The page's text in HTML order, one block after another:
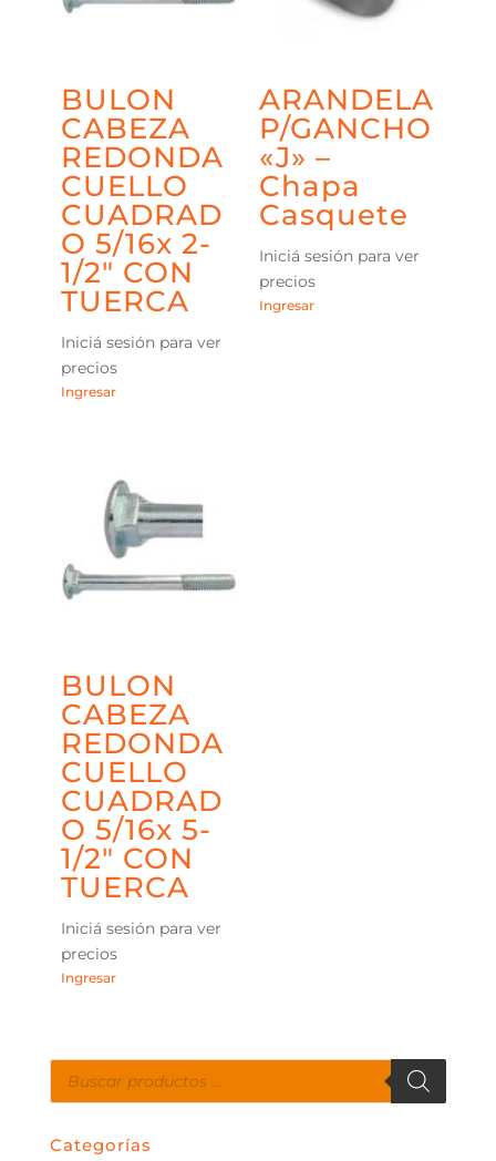
BULON
CABEZA
REDONDA
CUELLO
CUADRAD
O 5/16x 2-
1/2″ CON
TUERCA
Iniciá sesión para ver
precios
Ingresar
ARANDELA
P/GANCHO
«J» –
Chapa
Casquete
Iniciá sesión para ver
precios
Ingresar
BULON
CABEZA
REDONDA
CUELLO
CUADRAD
O 5/16x 5-
1/2″ CON
TUERCA
Iniciá sesión para ver
precios
Ingresar
Búsqueda
productos
Categorías